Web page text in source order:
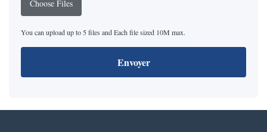
Choose Files
You can upload up to 5 files and Each file sized 10M max.
Envoyer